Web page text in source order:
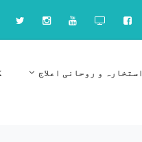
استخارہ و روحانی اعلاج